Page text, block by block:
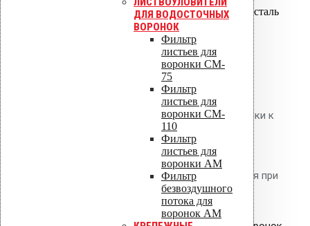
ДЛЯ ВОДОСТОЧНЫХ
ВОРОНОК
Фильтр
листьев для
воронки CM-
75
Фильтр
листьев для
воронки CM-
110
Фильтр
листьев для
воронки AM
Фильтр
безвоздушного
потока для
воронок AM
Материал
шурупов
Нержавеющая сталь
6-8 шт.
Применение
Кольцо прижимает фланец воронки к
основанию, шурупы фиксируют
кольцо. Являются расходным
материалом и должны заменяться при
каждом демонтаже воронки.